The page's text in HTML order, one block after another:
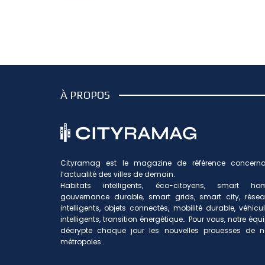
À PROPOS
Cityramag est le magazine de référence
l’actualité des villes de demain.
Habitats intelligents, éco-citoyens, smart
gouvernance durable, smart grids, smart city,
intelligents, objets connectés, mobilité durable,
intelligents, transition énergétique… Pour vous, notre
décrypte chaque jour les nouvelles prouesses de
métropoles.